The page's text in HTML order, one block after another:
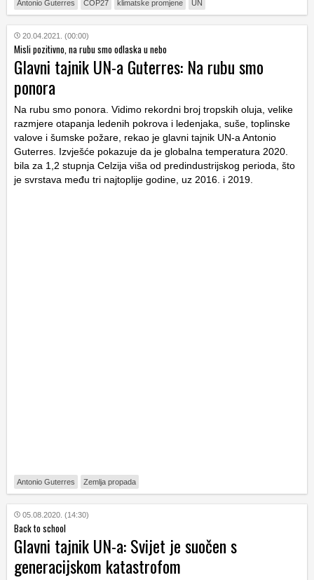
Antonio Guterres COP27 klimatske promjene UN
20.04.2021. (00:00)
Misli pozitivno, na rubu smo odlaska u nebo
Glavni tajnik UN-a Guterres: Na rubu smo
ponora
Na rubu smo ponora. Vidimo rekordni broj tropskih oluja, velike
razmjere otapanja ledenih pokrova i ledenjaka, suše, toplinske
valove i šumske požare, rekao je glavni tajnik UN-a Antonio
Guterres. Izvješće pokazuje da je globalna temperatura 2020.
bila za 1,2 stupnja Celzija viša od predindustrijskog perioda, što
je svrstava među tri najtoplije godine, uz 2016. i 2019.
Antonio Guterres Zemlja propada
05.08.2020. (14:30)
Back to school
Glavni tajnik UN-a: Svijet je suočen s
generacijskom katastrofom